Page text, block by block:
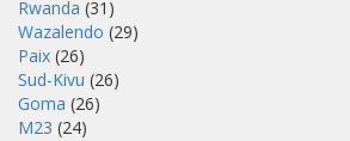
Rwanda (31)
Wazalendo (29)
Paix (26)
Sud-Kivu (26)
Goma (26)
M23 (24)